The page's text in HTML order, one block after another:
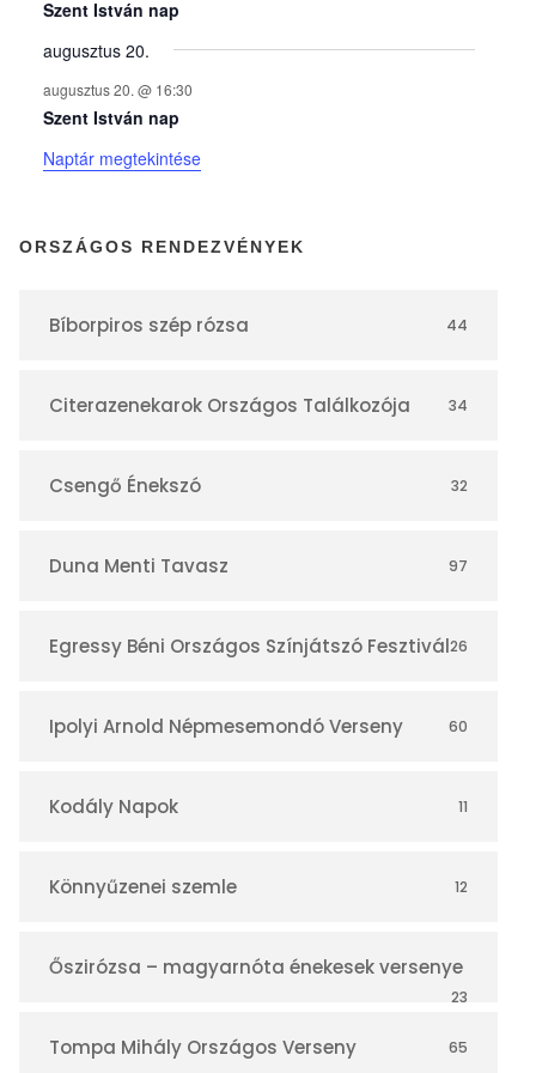
y
e
k
n
a
á
r
Szent István nap
augusztus 20.
augusztus 20. @ 16:30
Szent István nap
Naptár megtekintése
ORSZÁGOS RENDEZVÉNYEK
Bíborpiros szép rózsa 44
Citerazenekarok Országos Találkozója 34
Csengő Énekszó 32
Duna Menti Tavasz 97
Egressy Béni Országos Színjátszó Fesztivál26
Ipolyi Arnold Népmesemondó Verseny 60
Kodály Napok 11
Könnyűzenei szemle 12
Őszirózsa – magyarnóta énekesek versenye
23
Tompa Mihály Országos Verseny 65